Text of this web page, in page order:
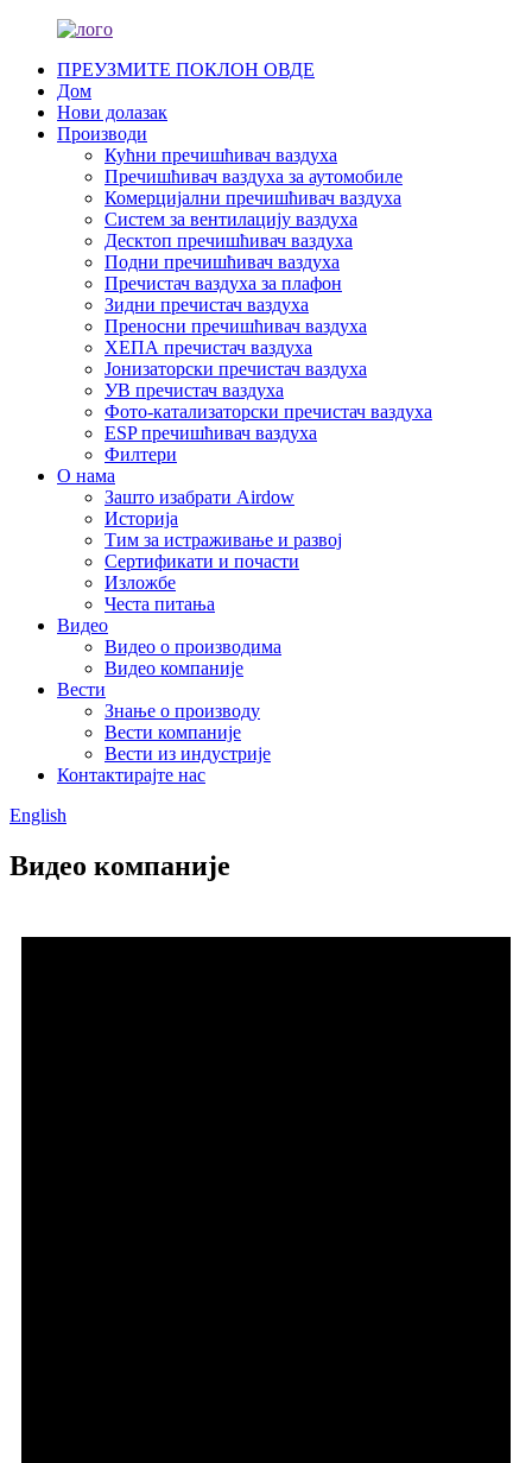
ПРЕУЗМИТЕ ПОКЛОН ОВДЕ
Дом
Нови долазак
Производи
Кућни пречишћивач ваздуха
Пречишћивач ваздуха за аутомобиле
Комерцијални пречишћивач ваздуха
Систем за вентилацију ваздуха
Десктоп пречишћивач ваздуха
Подни пречишћивач ваздуха
Пречистач ваздуха за плафон
Зидни пречистач ваздуха
Преносни пречишћивач ваздуха
ХЕПА пречистач ваздуха
Јонизаторски пречистач ваздуха
УВ пречистач ваздуха
Фото-катализаторски пречистач ваздуха
ESP пречишћивач ваздуха
Филтери
О нама
Зашто изабрати Airdow
Историја
Тим за истраживање и развој
Сертификати и почасти
Изложбе
Честа питања
Видео
Видео о производима
Видео компаније
Вести
Знање о производу
Вести компаније
Вести из индустрије
Контактирајте нас
English
Видео компаније